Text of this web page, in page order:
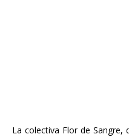
La colectiva Flor de Sangre,